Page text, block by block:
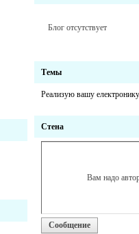
Блог отсутствует
Темы
Реализую вашy електронику
Стена
Вам надо
Сообщение